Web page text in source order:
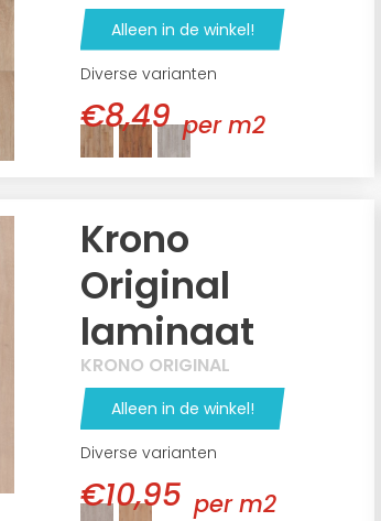
Alleen in de winkel!
Diverse varianten
€8,49 per m2
Krono
Original
laminaat
KRONO ORIGINAL
Alleen in de winkel!
Diverse varianten
€10,95 per m2